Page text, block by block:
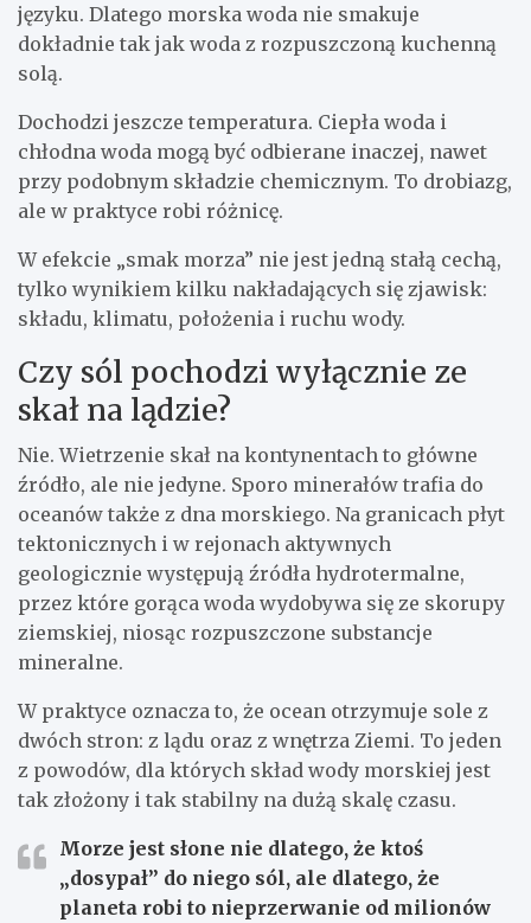
języku. Dlatego morska woda nie smakuje
dokładnie tak jak woda z rozpuszczoną kuchenną
solą.
Dochodzi jeszcze temperatura. Ciepła woda i
chłodna woda mogą być odbierane inaczej, nawet
przy podobnym składzie chemicznym. To drobiazg,
ale w praktyce robi różnicę.
W efekcie „smak morza” nie jest jedną stałą cechą,
tylko wynikiem kilku nakładających się zjawisk:
składu, klimatu, położenia i ruchu wody.
Czy sól pochodzi wyłącznie ze
skał na lądzie?
Nie. Wietrzenie skał na kontynentach to główne
źródło, ale nie jedyne. Sporo minerałów trafia do
oceanów także z dna morskiego. Na granicach płyt
tektonicznych i w rejonach aktywnych
geologicznie występują źródła hydrotermalne,
przez które gorąca woda wydobywa się ze skorupy
ziemskiej, niosąc rozpuszczone substancje
mineralne.
W praktyce oznacza to, że ocean otrzymuje sole z
dwóch stron: z lądu oraz z wnętrza Ziemi. To jeden
z powodów, dla których skład wody morskiej jest
tak złożony i tak stabilny na dużą skalę czasu.
Morze jest słone nie dlatego, że ktoś
„dosypał” do niego sól, ale dlatego, że
planeta robi to nieprzerwanie od milionów